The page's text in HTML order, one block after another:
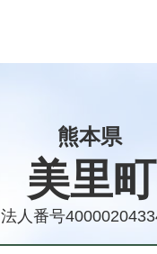
熊本県
美里町
法人番号